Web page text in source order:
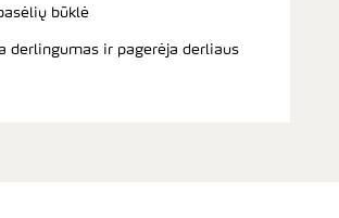
būklė
derlingumas ir pagerėja derliaus